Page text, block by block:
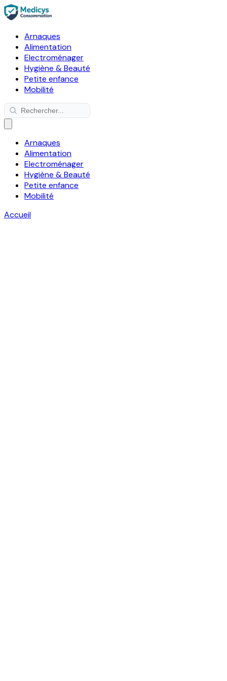
Arnaques
Alimentation
Electroménager
Hygiène & Beauté
Petite enfance
Mobilité
Arnaques
Alimentation
Electroménager
Hygiène & Beauté
Petite enfance
Mobilité
Accueil